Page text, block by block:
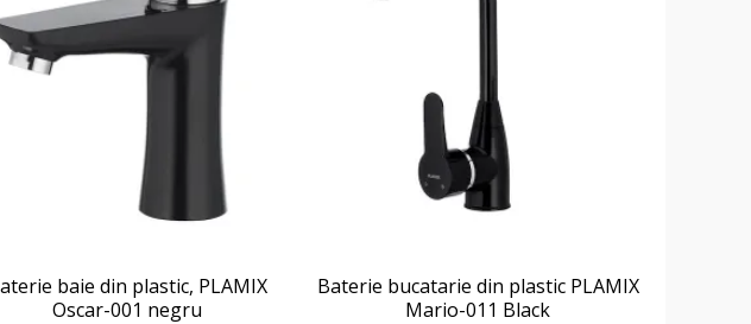
baie din plastic, PLAMIX
Oscar-001 negru
Baterie bucatarie din plastic PLAMIX
Mario-011 Black